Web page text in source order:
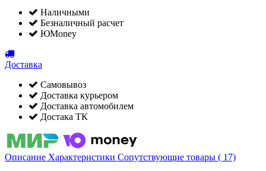
Наличными
Безналичный расчет
ЮMoney
Доставка
Самовывоз
Доставка курьером
Доставка автомобилем
Достака ТК
Описание Характеристики Сопутствующие товары ( 17)